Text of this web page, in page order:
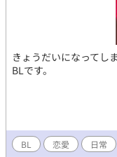
きょうだいになってし
BLです。
BL 恋愛 日常